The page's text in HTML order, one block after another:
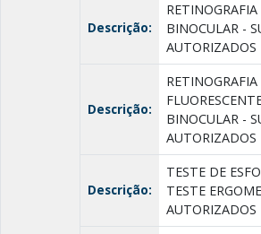
Descrição:
BINOCULAR -
AUTORIZADOS
Descrição:
RETINOGRAFIA
BINOCULAR -
AUTORIZADOS
Descrição:
TESTE DE
TESTE
AUTORIZADOS